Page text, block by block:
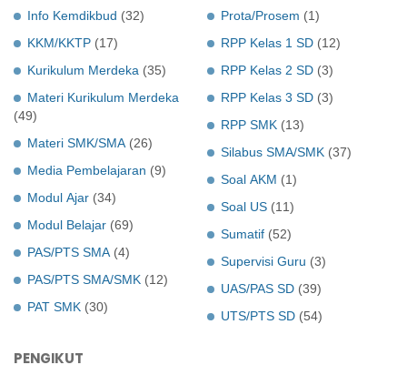
Info Kemdikbud (32)
KKM/KKTP (17)
Kurikulum Merdeka (35)
Materi Kurikulum Merdeka
(49)
Materi SMK/SMA (26)
Media Pembelajaran (9)
Modul Ajar (34)
Modul Belajar (69)
PAS/PTS SMA (4)
PAS/PTS SMA/SMK (12)
PAT SMK (30)
Prota/Prosem (1)
RPP Kelas 1 SD (12)
RPP Kelas 2 SD (3)
RPP Kelas 3 SD (3)
RPP SMK (13)
Silabus SMA/SMK (37)
Soal AKM (1)
Soal US (11)
Sumatif (52)
Supervisi Guru (3)
UAS/PAS SD (39)
UTS/PTS SD (54)
PENGIKUT